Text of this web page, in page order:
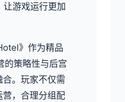
游戏运行更加
》作为精品
的策略性与后宫
。玩家不仅需
，合理分组配